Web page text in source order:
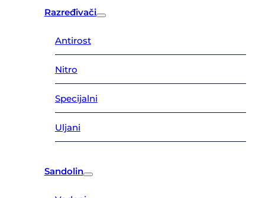
Razređivači
Antirost
Nitro
Specijalni
Uljani
Sandolin